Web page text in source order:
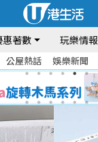
惠著數 玩樂情報
公屋熱話 娛樂新聞